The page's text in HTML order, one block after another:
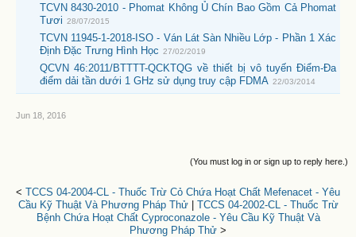
TCVN 8430-2010 - Phomat Không Ủ Chín Bao Gồm Cả Phomat
Tươi 28/07/2015
TCVN 11945-1-2018-ISO - Ván Lát Sàn Nhiều Lớp - Phần 1 Xác
Định Đặc Trưng Hình Học 27/02/2019
QCVN 46:2011/BTTTT-QCKTQG về thiết bị vô tuyến Điểm-Đa
điểm dải tần dưới 1 GHz sử dụng truy cập FDMA 22/03/2014
Jun 18, 2016
(You must log in or sign up to reply here.)
< TCCS 04-2004-CL - Thuốc Trừ Cỏ Chứa Hoạt Chất Mefenacet - Yêu
Cầu Kỹ Thuật Và Phương Pháp Thử| TCCS 04-2002-CL - Thuốc Trừ
Bệnh Chứa Hoạt Chất Cyproconazole - Yêu Cầu Kỹ Thuật Và
Phương Pháp Thử >